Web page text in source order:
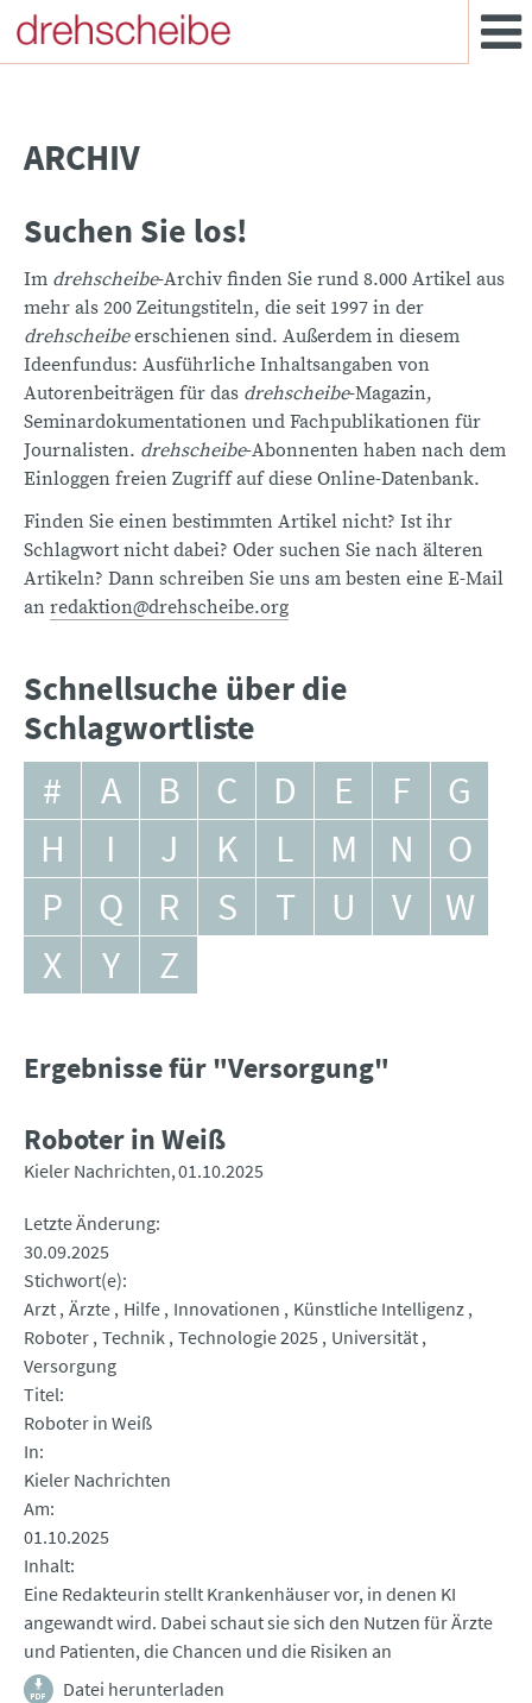
ARCHIV
Suchen Sie los!
Im drehscheibe-Archiv finden Sie rund 8.000 Artikel aus
mehr als 200 Zeitungstiteln, die seit 1997 in der
drehscheibeerschienen sind. Außerdem in diesem
Ideenfundus: Ausführliche Inhaltsangaben von
Autorenbeiträgen für das drehscheibe-Magazin,
Seminardokumentationen und Fachpublikationen für
Journalisten. drehscheibe-Abonnenten haben nach dem
Einloggen freien Zugriff auf diese Online-Datenbank.
Finden Sie einen bestimmten Artikel nicht? Ist ihr
Schlagwort nicht dabei? Oder suchen Sie nach älteren
Artikeln? Dann schreiben Sie uns am besten eine E-Mail
an redaktion@drehscheibe.org
Schnellsuche über die
Schlagwortliste
# A B C D E F
G
H
I J K L M N
O
P
Q R S T U V
W
X
Y Z
Ergebnisse für "Versorgung"
Roboter in Weiß
Kieler Nachrichten 01.10.2025
Letzte Änderung
30.09.2025
Stichwort(e)
Arzt Ärzte Hilfe Innovationen
Künstliche Intelligenz
Roboter Technik Technologie 2025
Universität
Versorgung
Titel
Roboter in Weiß
In
Kieler Nachrichten
Am
01.10.2025
Inhalt
Eine Redakteurin stellt Krankenhäuser vor, in denen KI
angewandt wird. Dabei schaut sie sich den Nutzen für Ärzte
und Patienten, die Chancen und die Risiken an
Datei herunterladen